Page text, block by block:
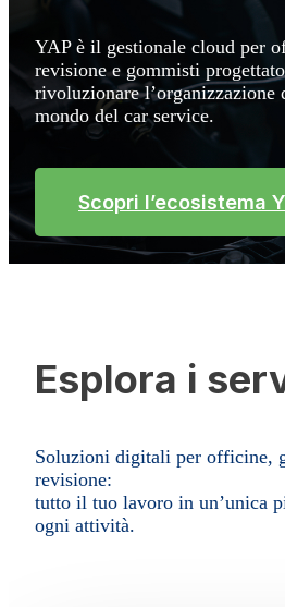
YAP è il gestionale cloud per
revisione e gommisti
rivoluzionare l’organizzazione
mondo del car service.
Scopri l’ecosistema
Esplora i
Soluzioni digitali per officine,
revisione:
tutto il tuo lavoro in un’unica
ogni attività.